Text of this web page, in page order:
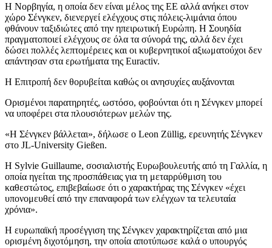
Η Νορβηγία, η οποία δεν είναι μέλος της ΕΕ αλλά ανήκει στον
χώρο Σένγκεν, διενεργεί ελέγχους στις πόλεις-λιμάνια όπου
φθάνουν ταξιδιώτες από την ηπειρωτική Ευρώπη. Η Σουηδία
πραγματοποιεί ελέγχους σε όλα τα σύνορά της, αλλά δεν έχει
δώσει πολλές λεπτομέρειες και οι κυβερνητικοί αξιωματούχοι δεν
απάντησαν στα ερωτήματα της Euractiv.
Η Επιτροπή δεν θορυβείται καθώς οι ανησυχίες αυξάνονται
Ορισμένοι παρατηρητές, ωστόσο, φοβούνται ότι η Σένγκεν μπορεί
να υποφέρει στα πλουσιότερων μελών της.
«Η Σένγκεν βάλλεται», δήλωσε ο Leon Züllig, ερευνητής Σένγκεν
στο JL-University Gießen.
Η Sylvie Guillaume, σοσιαλιστής Ευρωβουλευτής από τη Γαλλία, η
οποία ηγείται της προσπάθειας για τη μεταρρύθμιση του
καθεστώτος, επιβεβαίωσε ότι ο χαρακτήρας της Σένγκεν «έχει
υπονομευθεί από την επαναφορά των ελέγχων τα τελευταία
χρόνια».
Η ευρωπαϊκή προσέγγιση της Σένγκεν χαρακτηρίζεται από μια
ορισμένη διχοτόμηση, την οποία αποτύπωσε καλά ο υπουργός